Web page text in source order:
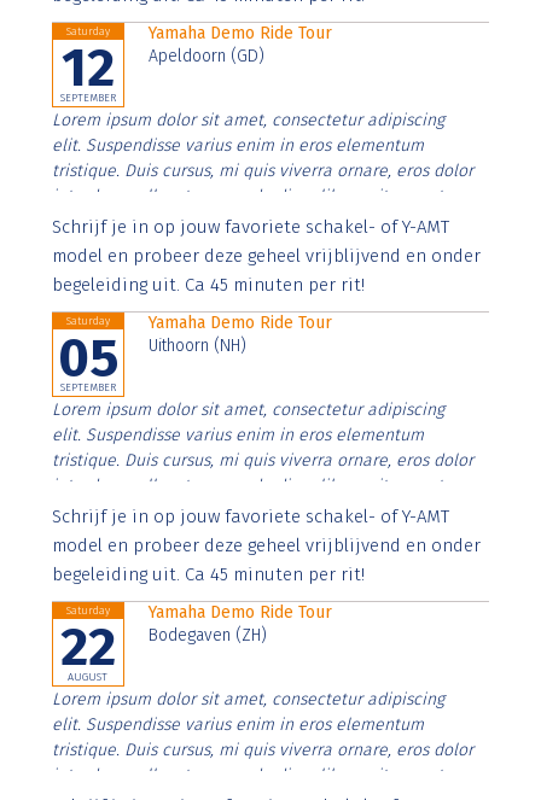
Saturday
12
SEPTEMBER
Yamaha Demo Ride Tour
Apeldoorn (GD)
Lorem ipsum dolor sit amet, consectetur adipiscing
elit. Suspendisse varius enim in eros elementum
tristique. Duis cursus, mi quis viverra ornare, eros dolor
interdum nulla, ut commodo diam libero vitae erat.
Aenean faucibus nibh et justo cursus id rutrum lorem
imperdiet. Nunc ut sem vitae risus tristique posuere.
Schrijf je in op jouw favoriete schakel- of Y-AMT
model en probeer deze geheel vrijblijvend en onder
begeleiding uit. Ca 45 minuten per rit!
Saturday
05
SEPTEMBER
Yamaha Demo Ride Tour
Uithoorn (NH)
Lorem ipsum dolor sit amet, consectetur adipiscing
elit. Suspendisse varius enim in eros elementum
tristique. Duis cursus, mi quis viverra ornare, eros dolor
interdum nulla, ut commodo diam libero vitae erat.
Aenean faucibus nibh et justo cursus id rutrum lorem
imperdiet. Nunc ut sem vitae risus tristique posuere.
Schrijf je in op jouw favoriete schakel- of Y-AMT
model en probeer deze geheel vrijblijvend en onder
begeleiding uit. Ca 45 minuten per rit!
Saturday
22
AUGUST
Yamaha Demo Ride Tour
Bodegaven (ZH)
Lorem ipsum dolor sit amet, consectetur adipiscing
elit. Suspendisse varius enim in eros elementum
tristique. Duis cursus, mi quis viverra ornare, eros dolor
interdum nulla, ut commodo diam libero vitae erat.